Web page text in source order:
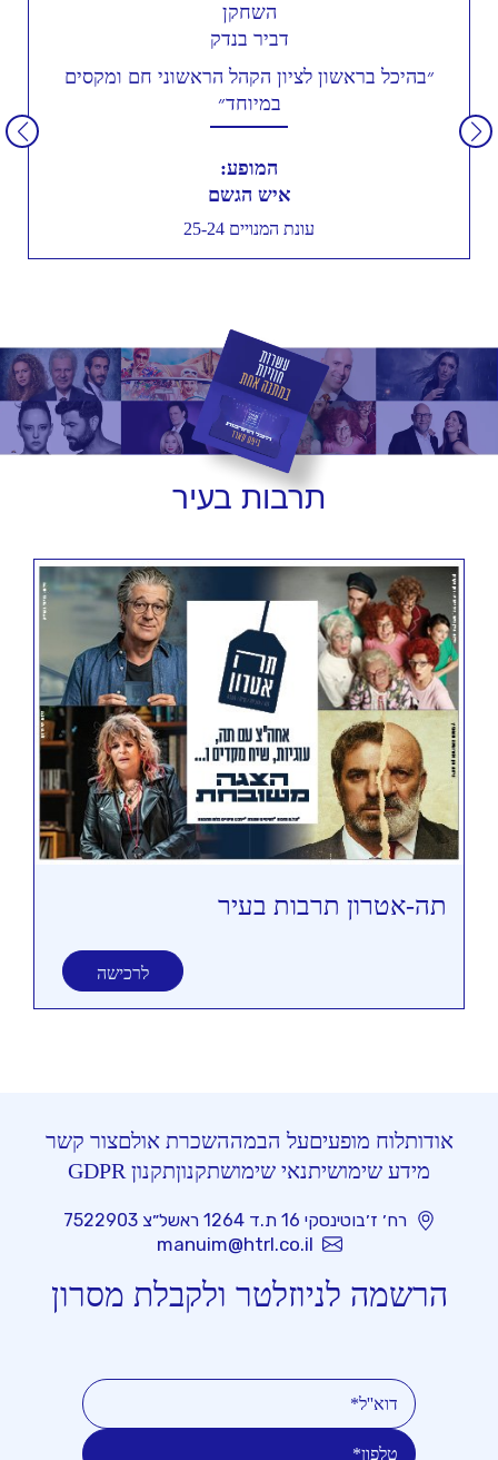
השחקן
דביר בנדק
״בהיכל בראשון לציון הקהל הראשוני חם ומקסים
במיוחד״
המופע:
איש הגשם
עונת המנויים 25-24
תרבות בעיר
תה-אטרון תרבות בעיר
לרכישה
אודותלוח מופעיםעל הבמההשכרת אולםצור קשר
מידע שימושיתנאי שימושתקנוןתקנון GDPR
רח׳ ז׳בוטינסקי 16 ת.ד 1264 ראשל״צ 7522903
manuim@htrl.co.il
הרשמה לניוזלטר ולקבלת מסרון